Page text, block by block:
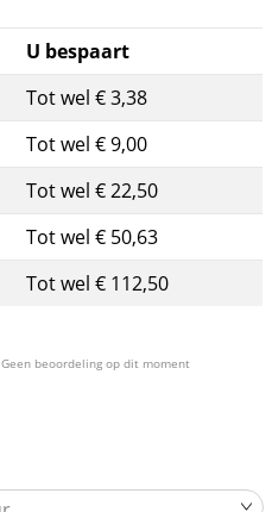
U bespaart
Tot wel € 3,38
Tot wel € 9,00
Tot wel € 22,50
Tot wel € 50,63
Tot wel € 112,50
Geen beoordeling op dit moment